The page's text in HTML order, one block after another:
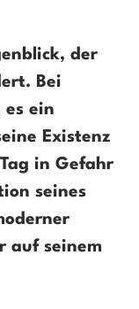
der
Bei
es ein
Existenz
in Gefahr
seines
auf seinem